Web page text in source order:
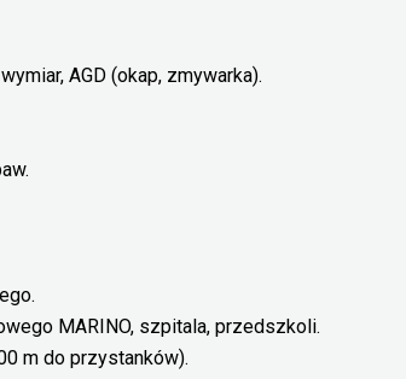
AGD (okap, zmywarka).
MARINO, szpitala, przedszkoli.
m do przystanków).